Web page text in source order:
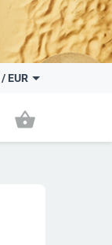
/ EUR
shopping_basket